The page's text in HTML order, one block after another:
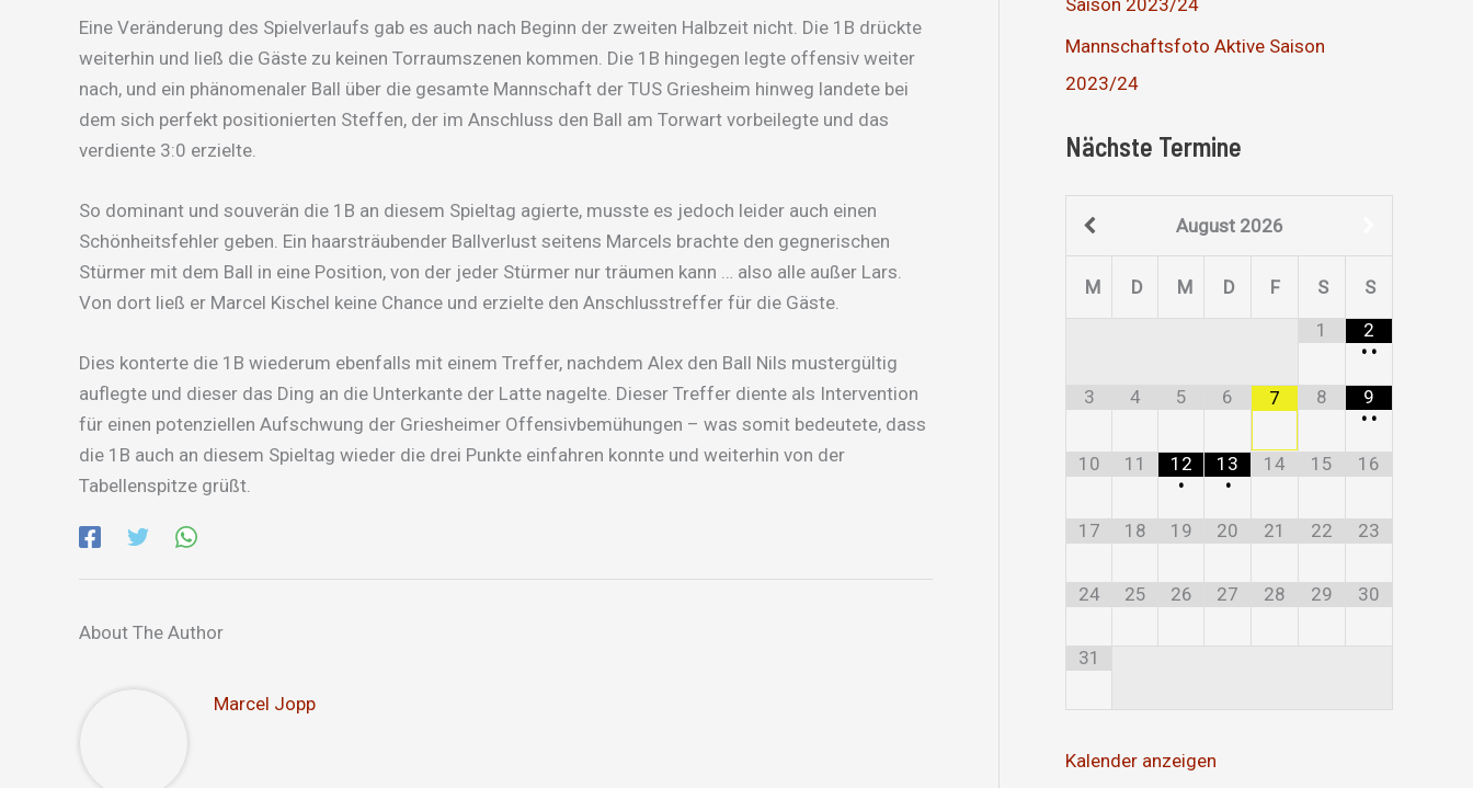
Eine Veränderung des Spielverlaufs gab es auch nach Beginn der zweiten Halbzeit nicht. Die 1B drückte
weiterhin und ließ die Gäste zu keinen Torraumszenen kommen. Die 1B hingegen legte offensiv weiter
nach, und ein phänomenaler Ball über die gesamte Mannschaft der TUS Griesheim hinweg landete bei
dem sich perfekt positionierten Steffen, der im Anschluss den Ball am Torwart vorbeilegte und das
verdiente 3:0 erzielte.
So dominant und souverän die 1B an diesem Spieltag agierte, musste es jedoch leider auch einen
Schönheitsfehler geben. Ein haarsträubender Ballverlust seitens Marcels brachte den gegnerischen
Stürmer mit dem Ball in eine Position, von der jeder Stürmer nur träumen kann … also alle außer Lars.
Von dort ließ er Marcel Kischel keine Chance und erzielte den Anschlusstreffer für die Gäste.
Dies konterte die 1B wiederum ebenfalls mit einem Treffer, nachdem Alex den Ball Nils mustergültig
auflegte und dieser das Ding an die Unterkante der Latte nagelte. Dieser Treffer diente als Intervention
für einen potenziellen Aufschwung der Griesheimer Offensivbemühungen – was somit bedeutete, dass
die 1B auch an diesem Spieltag wieder die drei Punkte einfahren konnte und weiterhin von der
Tabellenspitze grüßt.
About The Author
Marcel Jopp
Saison 2023/24
Mannschaftsfoto Aktive Saison
2023/24
Nächste Termine
August 2026
M D M D F S
S
1
2
• •
3 4 5 6 7 8
9
• •
10 11
12
•
13
•
14 15 16
17 18 19 20 21 22 23
24 25 26 27 28 29 30
31
Kalender anzeigen